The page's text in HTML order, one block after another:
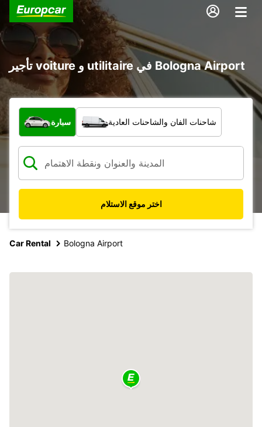
تأجير voiture و utilitaire في Bologna Airport
ما نوع المركبة؟
سيارة شاحنات الفان والشاحنات العادية
اختر موقع الاستلام
Car Rental Bologna Airport